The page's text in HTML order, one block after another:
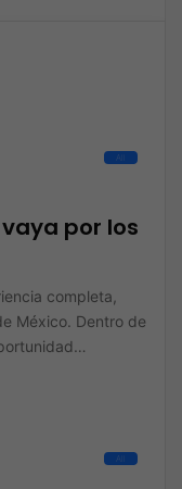
All
por los
completa,
México. Dentro de
All